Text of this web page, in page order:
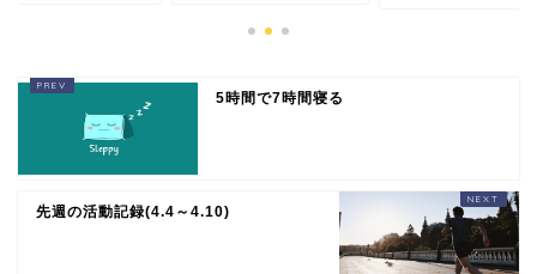
5時間で7時間寝る
先週の活動記録(4.4～4.10)